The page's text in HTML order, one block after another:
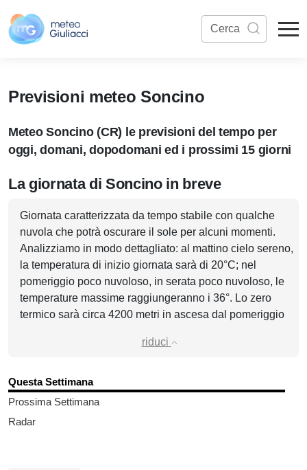
Previsioni meteo Soncino
Meteo Soncino (CR) le previsioni del tempo per
oggi, domani, dopodomani ed i prossimi 15 giorni
La giornata di Soncino in breve
Giornata caratterizzata da tempo stabile con qualche
nuvola che potrà oscurare il sole per alcuni momenti.
Analizziamo in modo dettagliato: al mattino cielo sereno,
la temperatura di inizio giornata sarà di 20°C; nel
pomeriggio poco nuvoloso, in serata poco nuvoloso, le
temperature massime raggiungeranno i 36°. Lo zero
termico sarà circa 4200 metri in ascesa dal pomeriggio
riduci
Questa Settimana
Prossima Settimana
Radar